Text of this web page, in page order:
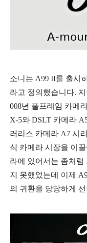
소니는 A99 II를 출시
라고 정의했습니다.
008년 풀프레임 카메
X-5와 DSLT 카메라
러리스 카메라 A7 시
식 카메라 시장을 이
라에 있어서는 좀처
지 못했었는데 이제
의 귀환을 당당하게